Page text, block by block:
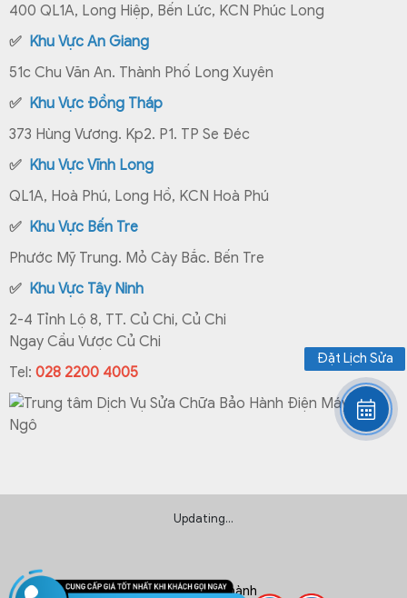
400 QL1A, Long Hiệp, Bến Lức, KCN Phúc Long
✅ Khu Vực An Giang
51c Chu Văn An. Thành Phố Long Xuyên
✅ Khu Vực Đồng Tháp
373 Hùng Vương. Kp2. P1. TP Se Đéc
✅ Khu Vực Vĩnh Long
QL1A, Hoà Phú, Long Hồ, KCN Hoà Phú
✅ Khu Vực Bến Tre
Phước Mỹ Trung. Mỏ Cày Bắc. Bến Tre
✅ Khu Vực Tây Ninh
2-4 Tỉnh Lộ 8, TT. Củ Chi, Củ Chi
Ngay Cầu Vược Củ Chi
Tel: 028 2200 4005
Chính sách bảo hành
Updating...
Đặt Lịch Sửa